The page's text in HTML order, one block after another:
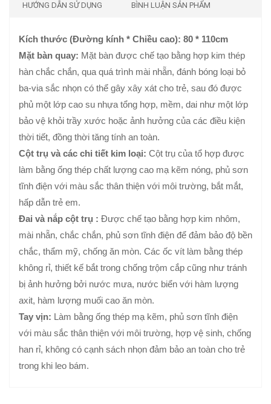
HƯỚNG DẪN SỬ DỤNG BÌNH LUẬN SẢN PHẨM
Kích thước (Đường kính * Chiều cao): 80 * 110cm
Mặt bàn quay: Mặt bàn được chế tạo bằng hợp kim thép
hàn chắc chắn, qua quá trình mài nhẵn, đánh bóng loại bỏ
ba-via sắc nhọn có thể gây xây xát cho trẻ, sau đó được
phủ một lớp cao su nhựa tổng hợp, mềm, dai như một lớp
bảo vệ khỏi trầy xước hoặc ảnh hưởng của các điều kiện
thời tiết, đồng thời tăng tính an toàn.
Cột trụ và các chi tiết kim loại: Cột trụ của tổ hợp được
làm bằng ống thép chất lượng cao mạ kẽm nóng, phủ sơn
tĩnh điện với màu sắc thân thiện với môi trường, bắt mắt,
hấp dẫn trẻ em.
Đai và nắp cột trụ : Được chế tạo bằng hợp kim nhôm,
mài nhẵn, chắc chắn, phủ sơn tĩnh điện để đảm bảo độ bền
chắc, thẩm mỹ, chống ăn mòn. Các ốc vít làm bằng thép
không rỉ, thiết kế bắt trong chống trộm cắp cũng như tránh
bị ảnh hưởng bởi nước mưa, nước biển với hàm lượng
axit, hàm lượng muối cao ăn mòn.
Tay vịn: Làm bằng ống thép mạ kẽm, phủ sơn tĩnh điện
với màu sắc thân thiện với môi trường, hợp vệ sinh, chống
han rỉ, không có cạnh sách nhọn đảm bảo an toàn cho trẻ
trong khi leo bám.